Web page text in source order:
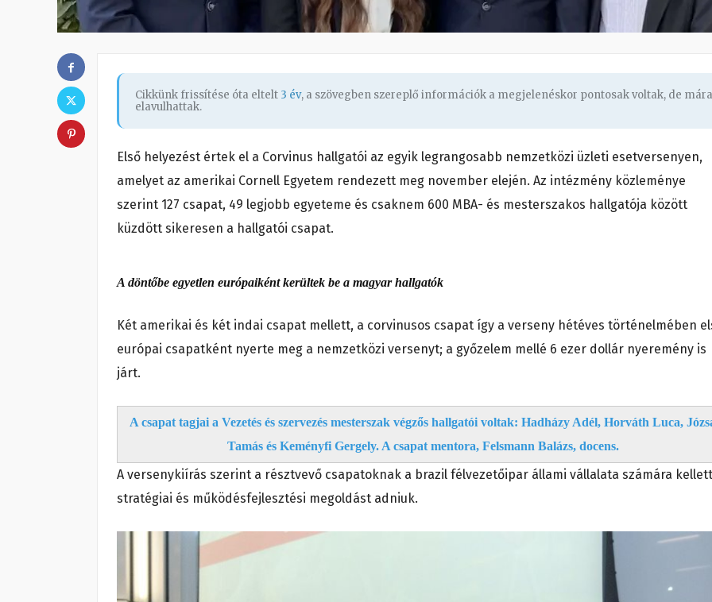
Cikkünk frissítése óta eltelt 3 év, a szövegben szereplő információk a megjelenéskor pontosak voltak, de mára
elavulhattak.
Első helyezést értek el a Corvinus hallgatói az egyik legrangosabb nemzetközi üzleti esetversenyen,
amelyet az amerikai Cornell Egyetem rendezett meg november elején. Az intézmény közleménye
szerint 127 csapat, 49 legjobb egyeteme és csaknem 600 MBA- és mesterszakos hallgatója között
küzdött sikeresen a hallgatói csapat.
A döntőbe egyetlen európaiként kerültek be a magyar hallgatók
Két amerikai és két indai csapat mellett, a corvinusos csapat így a verseny hétéves történelmében
európai csapatként nyerte meg a nemzetközi versenyt; a győzelem mellé 6 ezer dollár nyeremény is
járt.
A csapat tagjai a Vezetés és szervezés mesterszak végzős hallgatói voltak: Hadházy Adél, Horváth Luca,
Tamás és Keményfi Gergely. A csapat mentora, Felsmann Balázs, docens.
A versenykiírás szerint a résztvevő csapatoknak a brazil félvezetőipar állami vállalata számára kellett
stratégiai és működésfejlesztési megoldást adniuk.